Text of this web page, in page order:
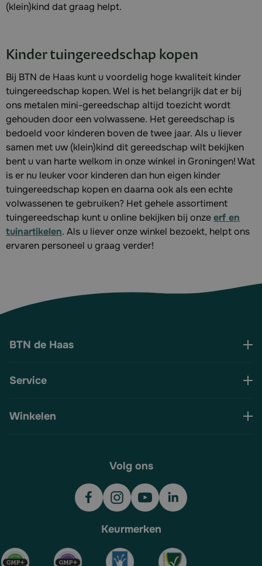
(klein)kind dat graag helpt.
Kinder tuingereedschap kopen
Bij BTN de Haas kunt u voordelig hoge kwaliteit kinder
tuingereedschap kopen. Wel is het belangrijk dat er bij
ons metalen mini-gereedschap altijd toezicht wordt
gehouden door een volwassene. Het gereedschap is
bedoeld voor kinderen boven de twee jaar. Als u liever
samen met uw (klein)kind dit gereedschap wilt bekijken
bent u van harte welkom in onze winkel in Groningen! Wat
is er nu leuker voor kinderen dan hun eigen kinder
tuingereedschap kopen en daarna ook als een echte
volwassenen te gebruiken? Het gehele assortiment
tuingereedschap kunt u online bekijken bij onzeerf en
tuinartikelen. Als u liever onze winkel bezoekt, helpt ons
ervaren personeel u graag verder!
BTN de Haas
Service
Winkelen
Volg ons
Keurmerken